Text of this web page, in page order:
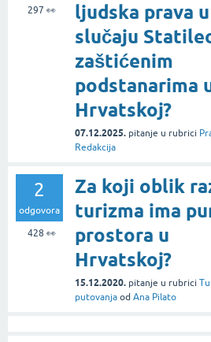
297 👀
ljudska prava u
slučaju
zaštićenim
podstanarima
Hrvatskoj?
07.12.2025. pitanje u rubrici
Redakcija
2
odgovora
428 👀
Za koji oblik
turizma ima
prostora u
Hrvatskoj?
15.12.2020. pitanje u rubrici
putovanja od Ana Pilato